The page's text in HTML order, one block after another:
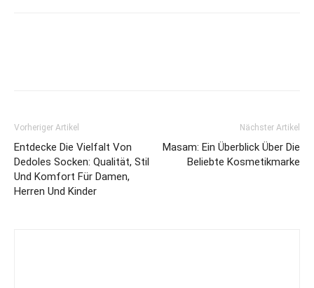
Vorheriger Artikel
Entdecke Die Vielfalt Von
Dedoles Socken: Qualität, Stil
Und Komfort Für Damen,
Herren Und Kinder
Nächster Artikel
Masam: Ein Überblick Über Die
Beliebte Kosmetikmarke